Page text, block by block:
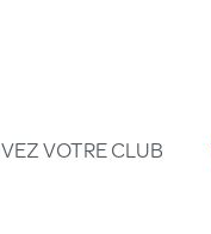
VOTRE CLUB